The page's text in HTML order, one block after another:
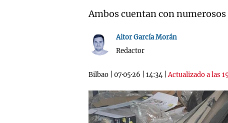
Ambos cuentan con
Aitor García Morán
Redactor
Bilbao 07·05·26 14:34 |Actualizado a las